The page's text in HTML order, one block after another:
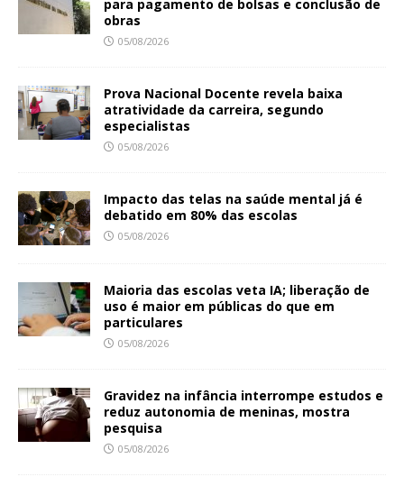
para pagamento de bolsas e conclusão de
obras
05/08/2026
Prova Nacional Docente revela baixa
atratividade da carreira, segundo
especialistas
05/08/2026
Impacto das telas na saúde mental já é
debatido em 80% das escolas
05/08/2026
Maioria das escolas veta IA; liberação de
uso é maior em públicas do que em
particulares
05/08/2026
Gravidez na infância interrompe estudos e
reduz autonomia de meninas, mostra
pesquisa
05/08/2026